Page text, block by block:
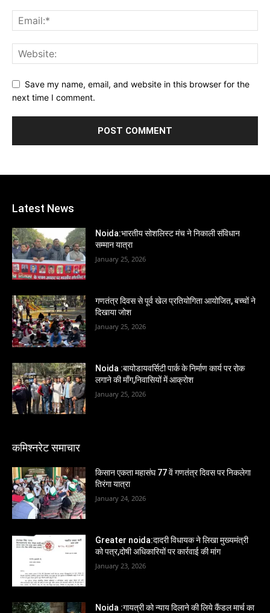
Save my name, email, and website in this browser for the
next time I comment.
Latest News
Noida:भारतीय सोशलिस्ट मंच ने निकाली संविधान
सम्मान यात्रा
January 25, 2026
गणतंत्र दिवस से पूर्व खेल प्रतियोगिता आयोजित, बच्चों ने
दिखाया जोश
January 25, 2026
Noida :बायोडायवर्सिटी पार्क के निर्माण कार्य पर रोक
लगाने की माँग,निवासियों में आक्रोश
January 25, 2026
कमिश्नरेट समाचार
किसान एकता महासंघ 77 वें गणतंत्र दिवस पर निकलेगा
तिरंगा यात्रा
January 24, 2026
Greater noida:दादरी विधायक ने लिखा मुख्यमंत्री
को पत्र,दोषी अधिकारियों पर कार्रवाई की मांग
January 23, 2026
Noida :गायत्री को न्याय दिलाने की लिये कैंडल मार्च का